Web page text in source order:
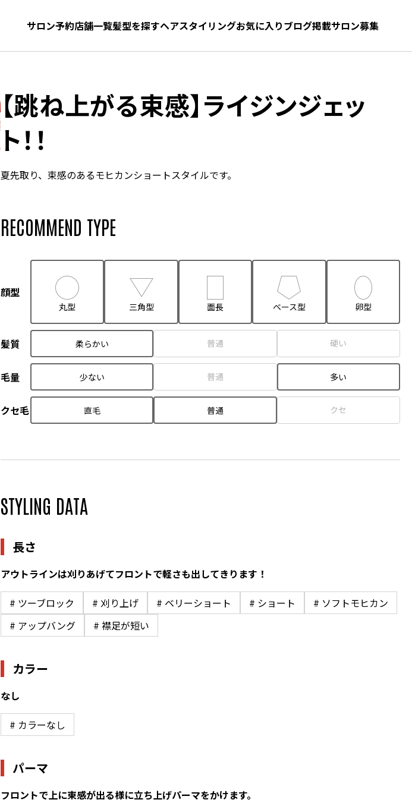
サロン予約店舗一覧髪型を探すヘアスタイリングお気に入りブログ掲載サロン募集
お気に入り 髪型をさがす
【跳ね上がる束感】ライジンジェッ
ト！！
夏先取り、束感のあるモヒカンショートスタイルです。
RECOMMEND TYPE
顔型
丸型 三角型 面長 ベース型 卵型
髪質 柔らかい 普通 硬い
毛量 少ない 普通 多い
クセ毛 直毛 普通 クセ
STYLING DATA
長さ
アウトラインは刈りあげてフロントで軽さも出してきります！
# ツーブロック # 刈り上げ # ベリーショート # ショート
# ソフトモヒカン
# アップバング
# 襟足が短い
カラー
なし
# カラーなし
パーマ
フロントで上に束感が出る様に立ち上げパーマをかけます。